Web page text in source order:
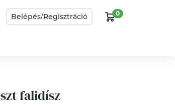
Belépés/Regisztráció 0
falidísz